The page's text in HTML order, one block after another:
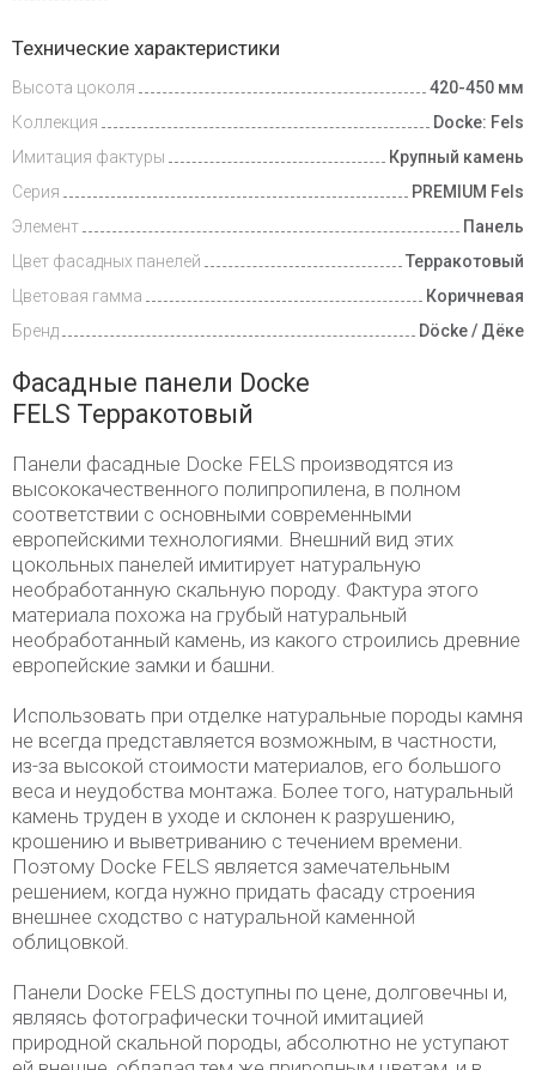
и оплата
Технические характеристики
Высота цоколя
420-450 мм
Коллекция
Docke: Fels
Имитация фактуры
Крупный камень
Серия
PREMIUM Fels
Элемент
Панель
Цвет фасадных панелей
Терракотовый
Цветовая гамма
Коричневая
Бренд
Döcke / Дёке
Фасадные панели Docke
FELS Терракотовый
Панели фасадные Docke FELS производятся из
высококачественного полипропилена, в полном
соответствии с основными современными
европейскими технологиями. Внешний вид этих
цокольных панелей имитирует натуральную
необработанную скальную породу. Фактура этого
материала похожа на грубый натуральный
необработанный камень, из какого строились древние
европейские замки и башни.
Использовать при отделке натуральные породы камня
не всегда представляется возможным, в частности,
из-за высокой стоимости материалов, его большого
веса и неудобства монтажа. Более того, натуральный
камень труден в уходе и склонен к разрушению,
крошению и выветриванию с течением времени.
Поэтому Docke FELS является замечательным
решением, когда нужно придать фасаду строения
внешнее сходство с натуральной каменной
облицовкой.
Панели Docke FELS доступны по цене, долговечны и,
являясь фотографически точной имитацией
природной скальной породы, абсолютно не уступают